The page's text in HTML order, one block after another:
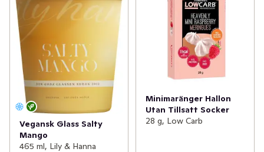
Vegansk Glass Salty
Mango
465 ml, Lily & Hanna
Minimaränger Hallon
Utan Tillsatt Socker
28 g, Low Carb